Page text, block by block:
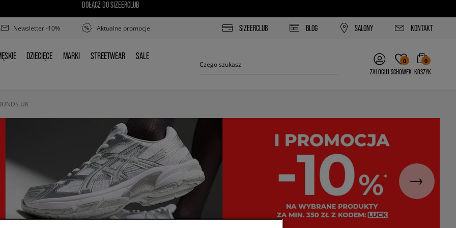
DOŁĄCZ DO SIZEERCLUB
Newsletter -10% Aktualne promocje SIZEERCLUB BLOG SALONY KONTAKT
DZIECIĘCE
DZIECIĘCE MARKI
MARKI STREETWEAR
STREETWEAR SALE
SALE
ZALOGUJ
0
SCHOWEK
0
KOSZYK
UK